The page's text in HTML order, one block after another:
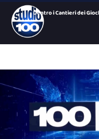
Dentro i Cantieri dei
Cominciano le operazioni
Arsenale, ripristinato il
100 NOTIZIE, TG
Giochi del
100 NOTIZIE, TG H
100 NOTIZIE, TG H
Porta Napoli, ristorante